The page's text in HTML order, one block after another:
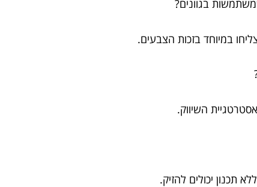
במיוחד בזכות הצבעים.
השיווק.
תכנון יכולים להזיק.